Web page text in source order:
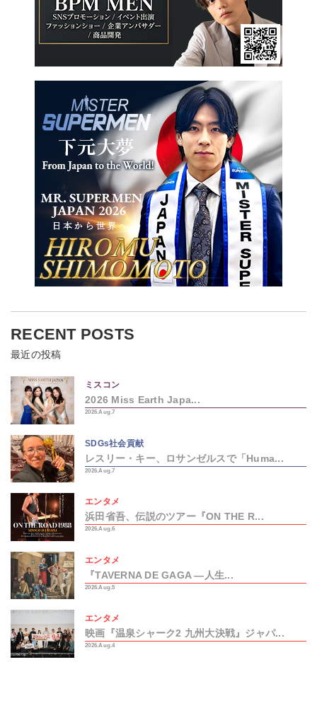
RECENT POSTS
最近の投稿
ミスコン
2026 Miss Earth Japa...
2026.Aug.7
SDGs社会貢献
レスリー・キー、ロサンゼルスで「Huma...
2026.Aug.7
エンタメ
浜田省吾、伝説のツアー『ON THE R...
2026.Aug.6
エンタメ
『TAVERNA DE GAGA ―人生...
2026.Aug.5
エンタメ
映画『温泉シャーク2 九州大決戦』ジャパ...
2026.Aug.4